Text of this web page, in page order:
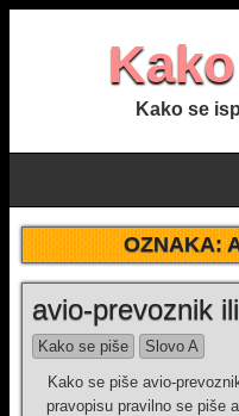
Kako se
OZNAKA:
avio-prevoznik
Kako se piše
Slovo A
Kako se piše avio-
pravopisu pravilno se piše